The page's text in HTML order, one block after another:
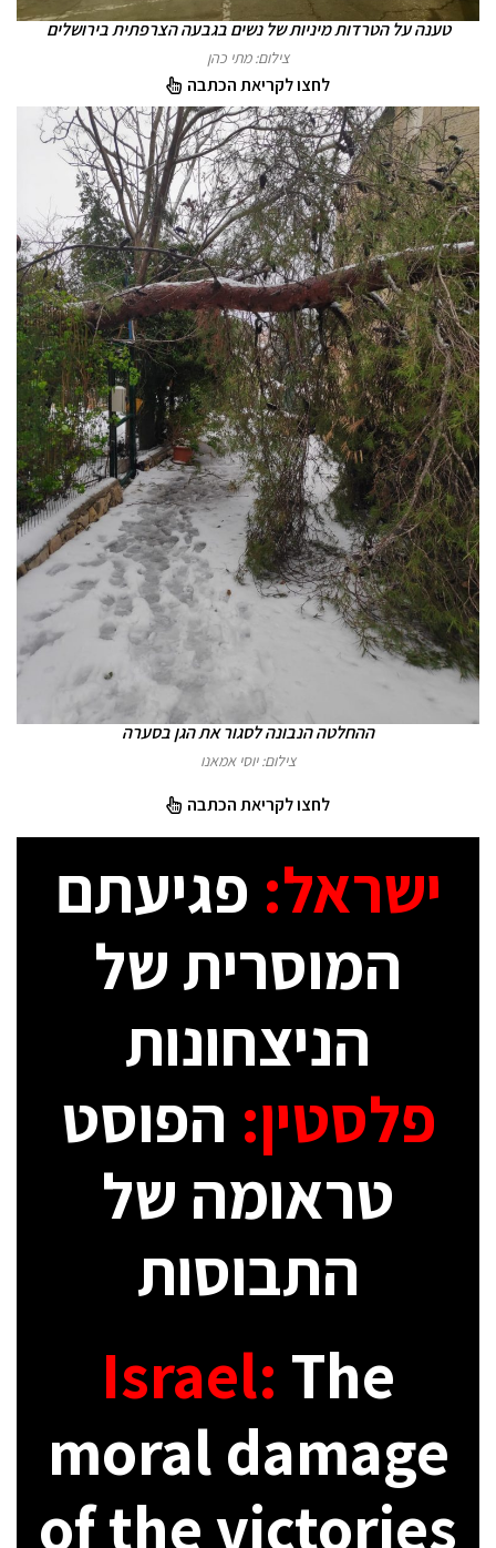
טענה על הטרדות מיניות של נשים בגבעה הצרפתית בירושלים
צילום: מתי כהן
לחצו לקריאת הכתבה
ההחלטה הנבונה לסגור את הגן בסערה
צילום: יוסי אמאנו
לחצו לקריאת הכתבה
ישראל: פגיעתם
המוסרית של
הניצחונות
פלסטין: הפוסט
טראומה של
התבוסות
Israel: The
moral damage
of the victories